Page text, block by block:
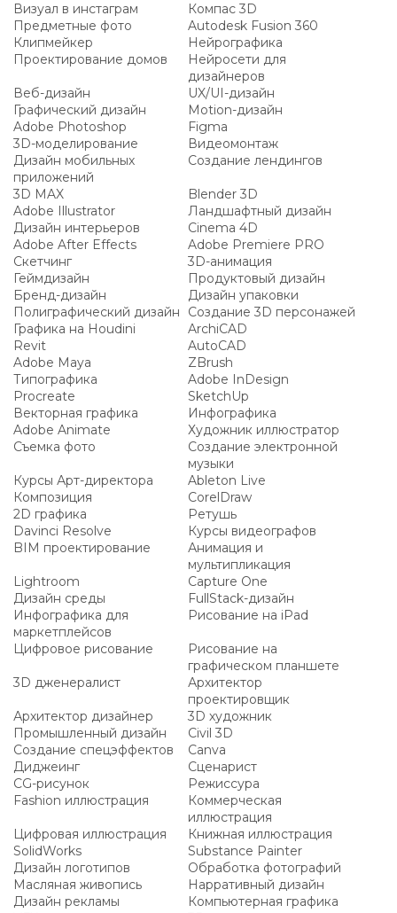
Визуал в инстаграм
Компас 3D
Предметные фото
Autodesk Fusion 360
Клипмейкер
Нейрографика
Проектирование домов
Нейросети для
дизайнеров
Веб-дизайн
UX/UI-дизайн
Графический дизайн
Motion-дизайн
Adobe Photoshop
Figma
3D-моделирование
Видеомонтаж
Дизайн мобильных
приложений
Создание лендингов
3D MAX
Blender 3D
Adobe Illustrator
Ландшафтный дизайн
Дизайн интерьеров
Cinema 4D
Adobe After Effects
Adobe Premiere PRO
Скетчинг
3D-анимация
Геймдизайн
Продуктовый дизайн
Бренд-дизайн
Дизайн упаковки
Полиграфический дизайн
Создание 3D персонажей
Графика на Houdini
ArchiCAD
Revit
AutoCAD
Adobe Maya
ZBrush
Типографика
Adobe InDesign
Procreate
SketchUp
Векторная графика
Инфографика
Adobe Animate
Художник иллюстратор
Съемка фото
Создание электронной
музыки
Курсы Арт-директора
Ableton Live
Композиция
CorelDraw
2D графика
Ретушь
Davinci Resolve
Курсы видеографов
BIM проектирование
Анимация и
мультипликация
Lightroom
Capture One
Дизайн среды
FullStack-дизайн
Инфографика для
маркетплейсов
Рисование на iPad
Цифровое рисование
Рисование на
графическом планшете
3D дженералист
Архитектор
проектировщик
Архитектор дизайнер
3D художник
Промышленный дизайн
Civil 3D
Создание спецэффектов
Canva
Диджеинг
Сценарист
CG-рисунок
Режиссура
Fashion иллюстрация
Коммерческая
иллюстрация
Цифровая иллюстрация
Книжная иллюстрация
SolidWorks
Substance Painter
Дизайн логотипов
Обработка фотографий
Масляная живопись
Нарративный дизайн
Дизайн рекламы
Компьютерная графика